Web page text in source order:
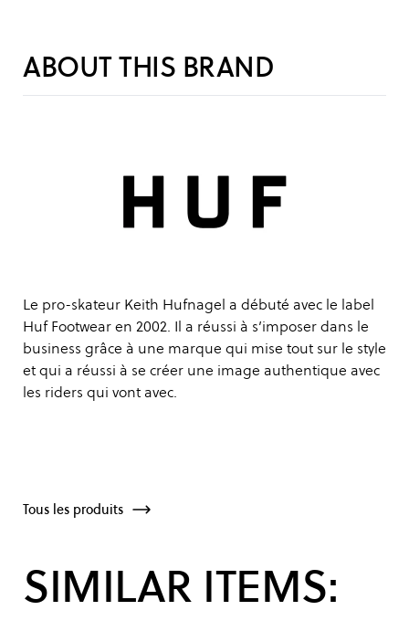
ABOUT THIS BRAND
Le pro-skateur Keith Hufnagel a débuté avec le label
Huf Footwear en 2002. Il a réussi à s’imposer dans le
business grâce à une marque qui mise tout sur le style
et qui a réussi à se créer une image authentique avec
les riders qui vont avec.
Tous les produits
SIMILAR ITEMS: